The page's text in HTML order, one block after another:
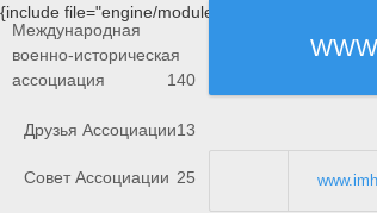
{include file="engine/modules/saperu/head.php"}
Международная
военно-историческая
ассоциация
140
Друзья Ассоциации13
Совет Ассоциации 25